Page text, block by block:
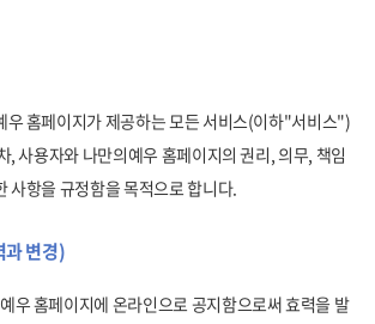
우 홈페이지가 제공하는 모든 서비스(이하"서비스")
, 사용자와 나만의예우 홈페이지의 권리, 의무, 책임
사항을 규정함을 목적으로 합니다.
과 변경)
우 홈페이지에 온라인으로 공지함으로써 효력을 발